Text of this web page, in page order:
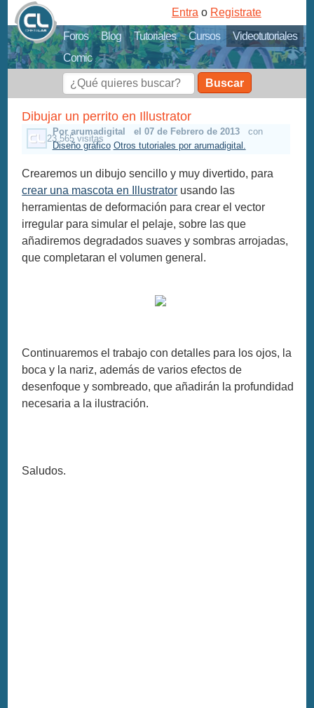
Foros Blog Tutoriales Cursos
Videotutoriales
Comic
Entra o Registrate
Buscar
Dibujar un perrito en Illustrator
Por arumadigital el 07 de Febrero de 2013 con
23,565 visitas
Diseño gráfico Otros tutoriales por arumadigital.
Crearemos un dibujo sencillo y muy divertido, para
crear una mascota en Illustrator usando las
herramientas de deformación para crear el vector
irregular para simular el pelaje, sobre las que
añadiremos degradados suaves y sombras arrojadas,
que completaran el volumen general.
Continuaremos el trabajo con detalles para los ojos, la
boca y la nariz, además de varios efectos de
desenfoque y sombreado, que añadirán la profundidad
necesaria a la ilustración.
Saludos.